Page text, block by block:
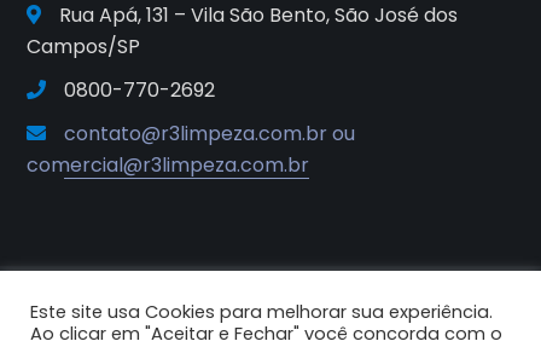
Rua Apá, 131 – Vila São Bento, São José dos
Campos/SP
0800-770-2692
contato@r3limpeza.com.br ou
comercial@r3limpeza.com.br
2025© R3 Soluções e Sistemas de
Este site usa Cookies para melhorar sua experiência.
Ao clicar em "Aceitar e Fechar" você concorda com o